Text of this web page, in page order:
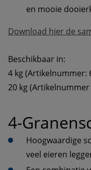
en mooie
Download hier de
Beschikbaar in:
4 kg (Artikelnummer:
20 kg (Artikelnummer
4-
Hoogwaardige
veel eieren